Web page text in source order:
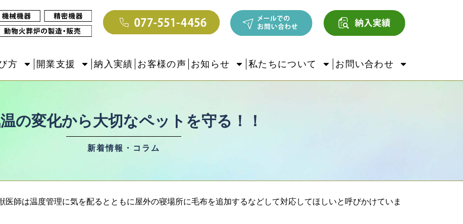
方 開業支援 納入実績 お客様の声 お知らせ 私たちについて お問い合わせ
の変化から大切なペットを守る！！
新着情報・コラム
師は温度管理に気を配るとともに屋外の寝場所に毛布を追加するなどして対応してほしいと呼びかけていま